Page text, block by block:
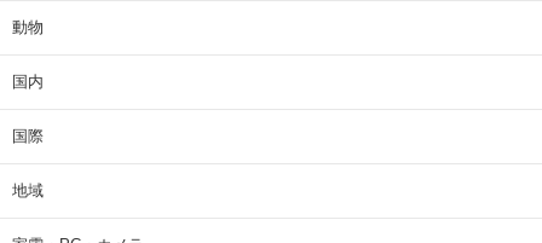
動物
国内
国際
地域